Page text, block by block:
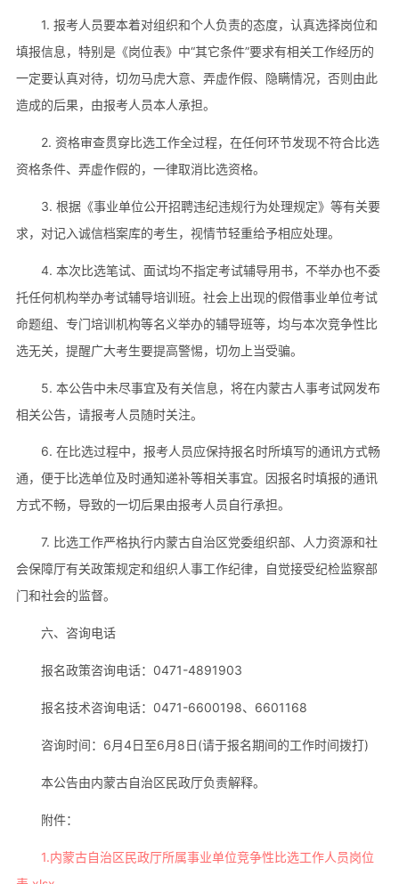
1. 报考人员要本着对组织和个人负责的态度，认真选择岗位和
填报信息，特别是《岗位表》中“其它条件”要求有相关工作经历的
一定要认真对待，切勿马虎大意、弄虚作假、隐瞒情况，否则由此
造成的后果，由报考人员本人承担。
2. 资格审查贯穿比选工作全过程，在任何环节发现不符合比选
资格条件、弄虚作假的，一律取消比选资格。
3. 根据《事业单位公开招聘违纪违规行为处理规定》等有关要
求，对记入诚信档案库的考生，视情节轻重给予相应处理。
4. 本次比选笔试、面试均不指定考试辅导用书，不举办也不委
托任何机构举办考试辅导培训班。社会上出现的假借事业单位考试
命题组、专门培训机构等名义举办的辅导班等，均与本次竞争性比
选无关，提醒广大考生要提高警惕，切勿上当受骗。
5. 本公告中未尽事宜及有关信息，将在内蒙古人事考试网发布
相关公告，请报考人员随时关注。
6. 在比选过程中，报考人员应保持报名时所填写的通讯方式畅
通，便于比选单位及时通知递补等相关事宜。因报名时填报的通讯
方式不畅，导致的一切后果由报考人员自行承担。
7. 比选工作严格执行内蒙古自治区党委组织部、人力资源和社
会保障厅有关政策规定和组织人事工作纪律，自觉接受纪检监察部
门和社会的监督。
六、咨询电话
报名政策咨询电话：0471-4891903
报名技术咨询电话：0471-6600198、6601168
咨询时间：6月4日至6月8日(请于报名期间的工作时间拨打)
本公告由内蒙古自治区民政厅负责解释。
附件：
1.内蒙古自治区民政厅所属事业单位竞争性比选工作人员岗位